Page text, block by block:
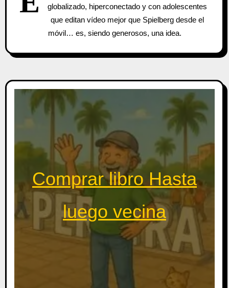
globalizado, hiperconectado y con adolescentes
que editan vídeo mejor que Spielberg desde el
móvil… es, siendo generosos, una idea.
Comprar libro Hasta
luego vecina